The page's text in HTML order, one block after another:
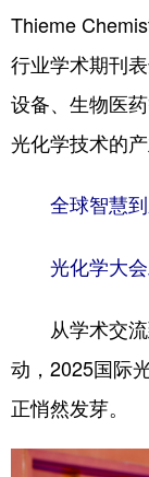
Thieme
行业学术期刊
设备、生物医
光化学技术的
全球智慧
光化学大
从学术交流
动，2025国际
正悄然发芽。